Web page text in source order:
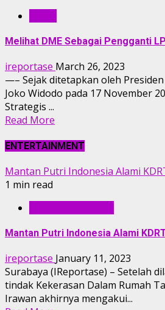
Melihat DME Sebagai Pengganti
ireportase March 26, 2023
—– Sejak ditetapkan oleh
Joko Widodo pada 17 November
Strategis ...
Read More
ENTERTAINMENT
Mantan Putri Indonesia Alami
1 min read
Mantan Putri Indonesia Alami
ireportase January 11, 2023
Surabaya (IReportase) – Setelah
tindak Kekerasan Dalam Rumah
Irawan akhirnya mengakui...